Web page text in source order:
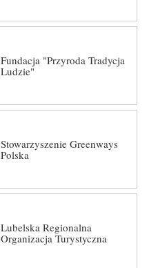
Fundacja "Przyroda Tradycja
Ludzie"
Stowarzyszenie Greenways
Polska
Lubelska Regionalna
Organizacja Turystyczna